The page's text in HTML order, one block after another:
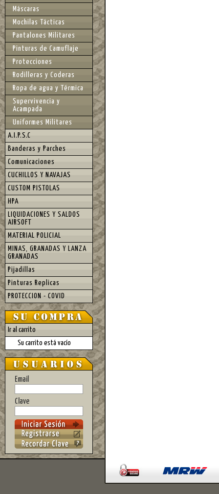
Máscaras
Mochilas Tácticas
Pantalones Militares
Pinturas de Camuflaje
Protecciones
Rodilleras y Coderas
Ropa de agua y Térmica
Supervivencia y
Acampada
Uniformes Militares
A.I.P.S.C
Banderas y Parches
Comunicaciones
CUCHILLOS Y NAVAJAS
CUSTOM PISTOLAS
HPA
LIQUIDACIONES Y SALDOS
AIRSOFT
MATERIAL POLICIAL
MINAS, GRANADAS Y LANZA
GRANADAS
Pijadillas
Pinturas Replicas
PROTECCION - COVID
Ir al carrito
Su carrito está vacío
Email
Clave